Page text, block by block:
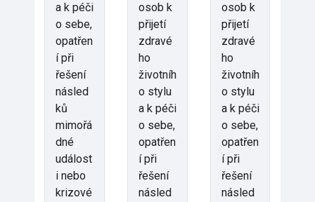
a k péči
o sebe,
opatřen
í při
řešení
násled
ků
mimořá
dné
událost
i nebo
krizové
osob k
přijetí
zdravé
ho
životníh
o stylu
a k péči
o sebe,
opatřen
í při
řešení
násled
osob k
přijetí
zdravé
ho
životníh
o stylu
a k péči
o sebe,
opatřen
í při
řešení
násled